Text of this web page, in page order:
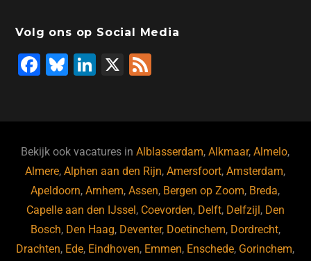
Volg ons op Social Media
F
b
o
o
k
Bl
ky
Li
dI
n
X
Bekijk ook vacatures inAlblasserdam,Alkmaar,Almelo,
Almere,Alphen aan den Rijn,Amersfoort,Amsterdam,
Apeldoorn,Arnhem,Assen, Bergen op Zoom, Breda,
Capelle aan den IJssel, Coevorden, Delft, Delfzijl, Den
Bosch, Den Haag, Deventer, Doetinchem, Dordrecht,
Drachten, Ede, Eindhoven, Emmen, Enschede, Gorinchem,